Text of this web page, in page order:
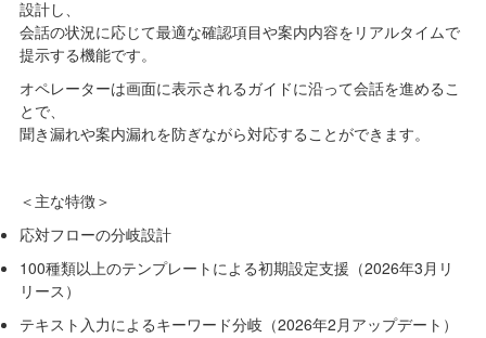
設計し、
会話の状況に応じて最適な確認項目や案内内容をリアルタイムで
提示する機能です。
オペレーターは画面に表示されるガイドに沿って会話を進めるこ
とで、
聞き漏れや案内漏れを防ぎながら対応することができます。
＜主な特徴＞
応対フローの分岐設計
100種類以上のテンプレートによる初期設定支援（2026年3月リ
リース）
テキスト入力によるキーワード分岐（2026年2月アップデート）